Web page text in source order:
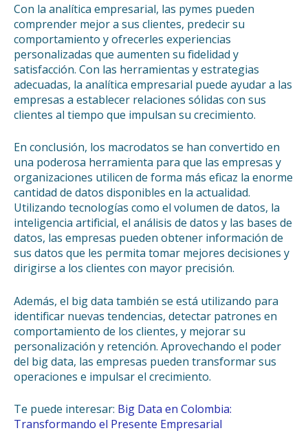
Con la analítica empresarial, las pymes pueden
comprender mejor a sus clientes, predecir su
comportamiento y ofrecerles experiencias
personalizadas que aumenten su fidelidad y
satisfacción. Con las herramientas y estrategias
adecuadas, la analítica empresarial puede ayudar a las
empresas a establecer relaciones sólidas con sus
clientes al tiempo que impulsan su crecimiento.
En conclusión, los macrodatos se han convertido en
una poderosa herramienta para que las empresas y
organizaciones utilicen de forma más eficaz la enorme
cantidad de datos disponibles en la actualidad.
Utilizando tecnologías como el volumen de datos, la
inteligencia artificial, el análisis de datos y las bases de
datos, las empresas pueden obtener información de
sus datos que les permita tomar mejores decisiones y
dirigirse a los clientes con mayor precisión.
Además, el big data también se está utilizando para
identificar nuevas tendencias, detectar patrones en
comportamiento de los clientes, y mejorar su
personalización y retención. Aprovechando el poder
del big data, las empresas pueden transformar sus
operaciones e impulsar el crecimiento.
Te puede interesar: Big Data en Colombia:
Transformando el Presente Empresarial